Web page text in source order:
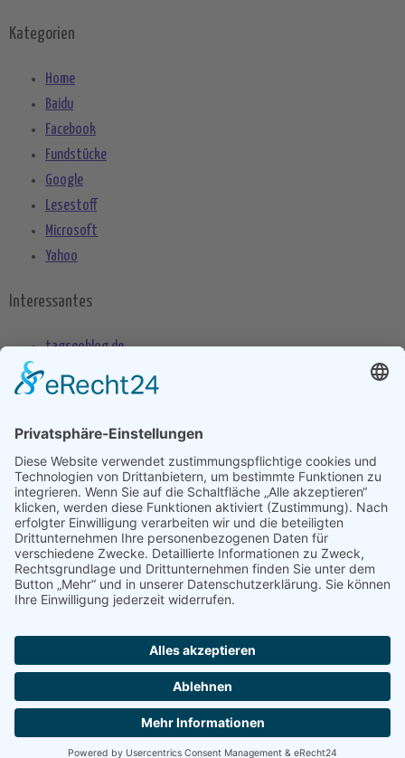
Kategorien
Home
Baidu
Facebook
Fundstücke
Google
Lesestoff
Microsoft
Yahoo
Interessantes
tagseoblog.de
SEO Blog
seo-trainee.de
seokratie.de
Tags
Android Android Phone Anwendung App Apple Betriebssystem Datenschutz
Entwicklung Google Handy Internet Plattform
Copyright 2004 - 2026 byseekXL- Die Meta Suchmaschine -